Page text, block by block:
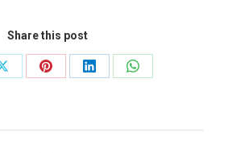
Share this post
Share
Share
Share
Share